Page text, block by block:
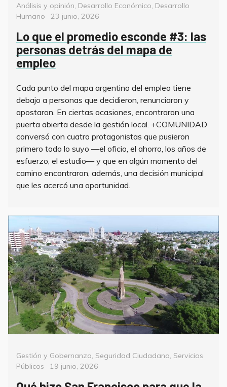
Categorías
Análisis y opinión, Desarrollo Económico, Desarrollo
Humano
Posted
23 junio, 2026
Lo que el promedio esconde #3: las
personas detrás del mapa de
empleo
Cada punto del mapa argentino del empleo tiene
debajo a personas que decidieron, renunciaron y
apostaron. En ciertas ocasiones, encontraron una
puerta abierta desde la gestión local. +COMUNIDAD
conversó con cuatro protagonistas que pusieron
primero todo lo suyo —el oficio, el ahorro, los años de
esfuerzo, el estudio— y que en algún momento del
camino encontraron, además, una decisión municipal
que les acercó una oportunidad.
Categorías
Gestión y Gobernanza, Seguridad Ciudadana, Servicios
Públicos
Posted
19 junio, 2026